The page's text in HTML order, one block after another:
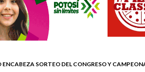
ENCABEZA SORTEO DEL CONGRESO Y
SORTEO